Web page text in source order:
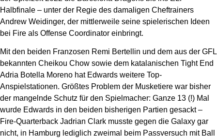
Halbfinale – unter der Regie des damaligen Cheftrainers
Andrew Weidinger, der mittlerweile seine spielerischen Ideen
bei Fire als Offense Coordinator einbringt.
Mit den beiden Franzosen Remi Bertellin und dem aus der GFL
bekannten Cheikou Chow sowie dem katalanischen Tight End
Adria Botella Moreno hat Edwards weitere Top-
Anspielstationen. Größtes Problem der Musketiere war bisher
der mangelnde Schutz für den Spielmacher: Ganze 13 (!) Mal
wurde Edwards in den beiden bisherigen Partien gesackt –
Fire-Quarterback Jadrian Clark musste gegen die Galaxy gar
nicht, in Hamburg lediglich zweimal beim Passversuch mit Ball